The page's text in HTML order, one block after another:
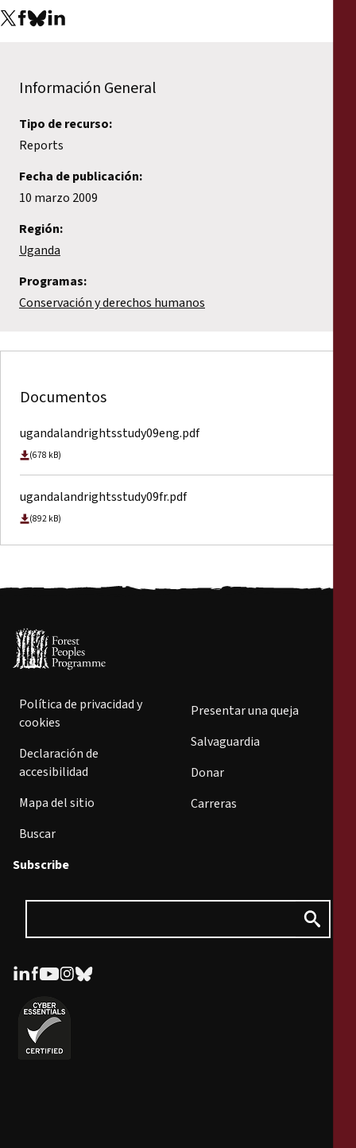
Información General
Tipo de recurso:
Reports
Fecha de publicación:
10 marzo 2009
Región:
Uganda
Programas:
Conservación y derechos humanos
Documentos
ugandalandrightsstudy09eng.pdf
(678 kB)
ugandalandrightsstudy09fr.pdf
(892 kB)
Política de privacidad y
cookies
Declaración de
accesibilidad
Mapa del sitio
Buscar
Presentar una queja
Salvaguardia
Donar
Carreras
Subscribe